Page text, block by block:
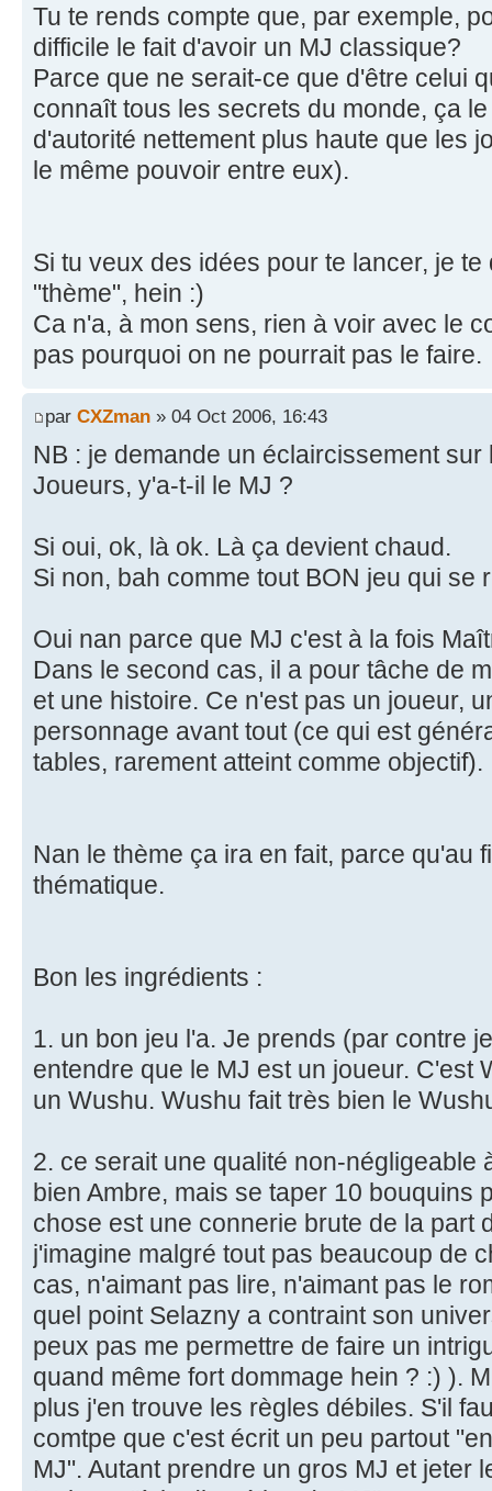
Tu te rends compte que, par exemple,
difficile le fait d'avoir un MJ classique?
Parce que ne serait-ce que d'être celui
connaît tous les secrets du monde, ça
d'autorité nettement plus haute que les
le même pouvoir entre eux).
Si tu veux des idées pour te lancer, je
"thème", hein :)
Ca n'a, à mon sens, rien à voir avec le
pas pourquoi on ne pourrait pas le faire.
par CXZman » 04 Oct 2006, 16:43
NB : je demande un éclaircissement sur
Joueurs, y'a-t-il le MJ ?
Si oui, ok, là ok. Là ça devient chaud.
Si non, bah comme tout BON jeu qui se
Oui nan parce que MJ c'est à la fois
Dans le second cas, il a pour tâche de
et une histoire. Ce n'est pas un joueur,
personnage avant tout (ce qui est
tables, rarement atteint comme objectif).
Nan le thème ça ira en fait, parce qu'au
thématique.
Bon les ingrédients :
1. un bon jeu l'a. Je prends (par contre
entendre que le MJ est un joueur. C'est
un Wushu. Wushu fait très bien le
2. ce serait une qualité non-négligeable
bien Ambre, mais se taper 10 bouquins
chose est une connerie brute de la part
j'imagine malgré tout pas beaucoup de
cas, n'aimant pas lire, n'aimant pas le
quel point Selazny a contraint son
peux pas me permettre de faire un
quand même fort dommage hein ? :) ).
plus j'en trouve les règles débiles. S'il
comtpe que c'est écrit un peu partout
MJ". Autant prendre un gros MJ et jeter